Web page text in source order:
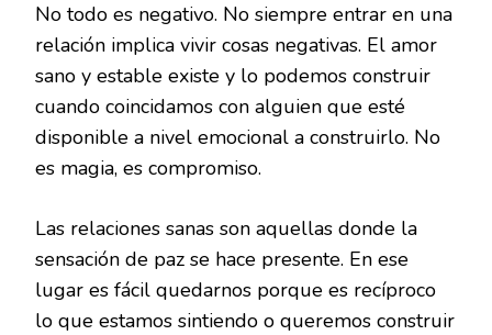
No todo es negativo. No siempre entrar en una
relación implica vivir cosas negativas. El amor
sano y estable existe y lo podemos construir
cuando coincidamos con alguien que esté
disponible a nivel emocional a construirlo. No
es magia, es compromiso.
Las relaciones sanas son aquellas donde la
sensación de paz se hace presente. En ese
lugar es fácil quedarnos porque es recíproco
lo que estamos sintiendo o queremos construir